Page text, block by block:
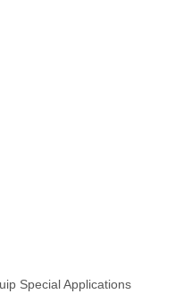
Special Applications